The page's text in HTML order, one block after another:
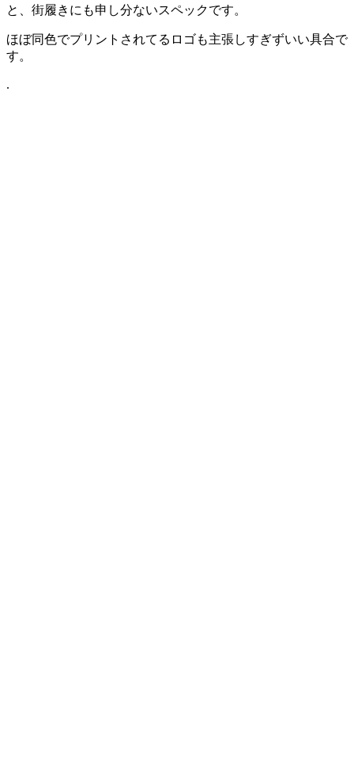
と、街履きにも申し分ないスペックです。
ほぼ同色でプリントされてるロゴも主張しすぎずいい具合で
す。
.